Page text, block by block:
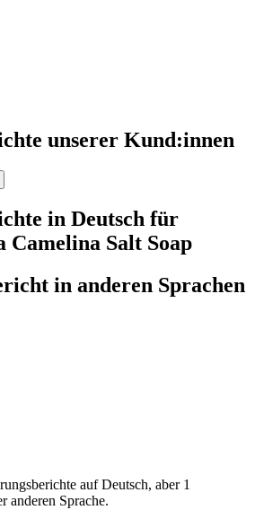
unserer Kund:innen
in Deutsch für
Camelina Salt Soap
in anderen Sprachen
auf Deutsch, aber 1
anderen Sprache.